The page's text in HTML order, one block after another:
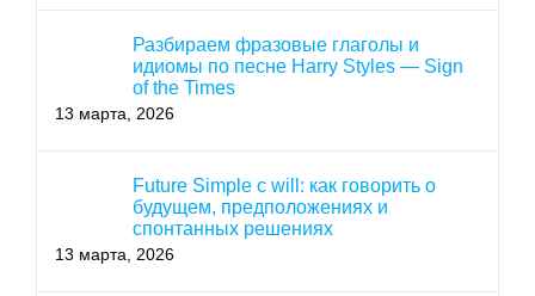
Разбираем фразовые глаголы и
идиомы по песне Harry Styles — Sign
of the Times
13 марта, 2026
Future Simple с will: как говорить о
будущем, предположениях и
спонтанных решениях
13 марта, 2026